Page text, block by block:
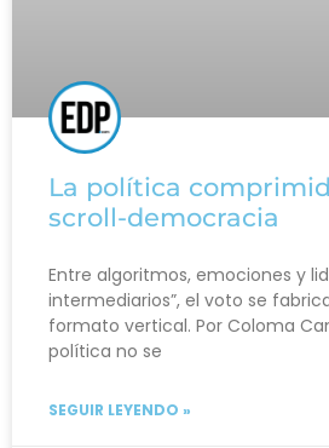
La política
scroll-democracia
Entre algoritmos, emociones y
intermediarios”, el voto se
formato vertical. Por Coloma
política no se
SEGUIR LEYENDO »